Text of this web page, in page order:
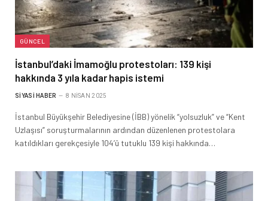
GÜNCEL
İstanbul’daki İmamoğlu protestoları: 139 kişi
hakkında 3 yıla kadar hapis istemi
SIYASI HABER 8 NISAN 2025
İstanbul Büyükşehir Belediyesine (İBB) yönelik “yolsuzluk” ve “Kent
Uzlaşısı” soruşturmalarının ardından düzenlenen protestolara
katıldıkları gerekçesiyle 104’ü tutuklu 139 kişi hakkında…